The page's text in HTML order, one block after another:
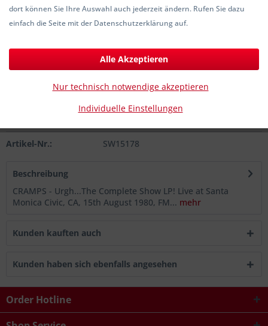
26,00 € *
Sofort versandfertig, Lieferzeit ca. 1-3 Werktage
In den Warenkorb
Artikel-Nr.: SW15178
Beschreibung
CRAMPS - Urgh...The Complete Show LP! Live at Santa
Monica Civic, CA, 15th August 1980, FM... mehr
Kunden kauften auch
Kunden haben sich ebenfalls angesehen
Order Hotline
dort können Sie Ihre Auswahl auch jederzeit ändern. Rufen Sie dazu
einfach die Seite mit der Datenschutzerklärung auf.
Individuelle Einstellungen
Nur technisch notwendige akzeptieren
Alle Akzeptieren